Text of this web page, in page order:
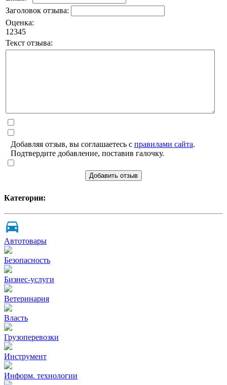
Заголовок отзыва:
Оценка:
1 2345
Текст отзыва:
Добавляя отзыв, вы соглашаетесь с правилами сайта.
Подтвердите добавление, поставив галочку.
Добавить отзыв
Категории:
Автотовары
Безопасность
Бизнес-услуги
Ветеринария
Власть
Грузоперевозки
Инструмент
Информ. технологии